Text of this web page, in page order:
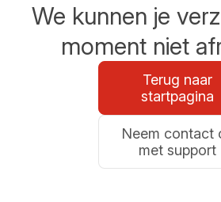
We kunnen je
moment niet
Terug naar
startpagina
Neem contact
met support